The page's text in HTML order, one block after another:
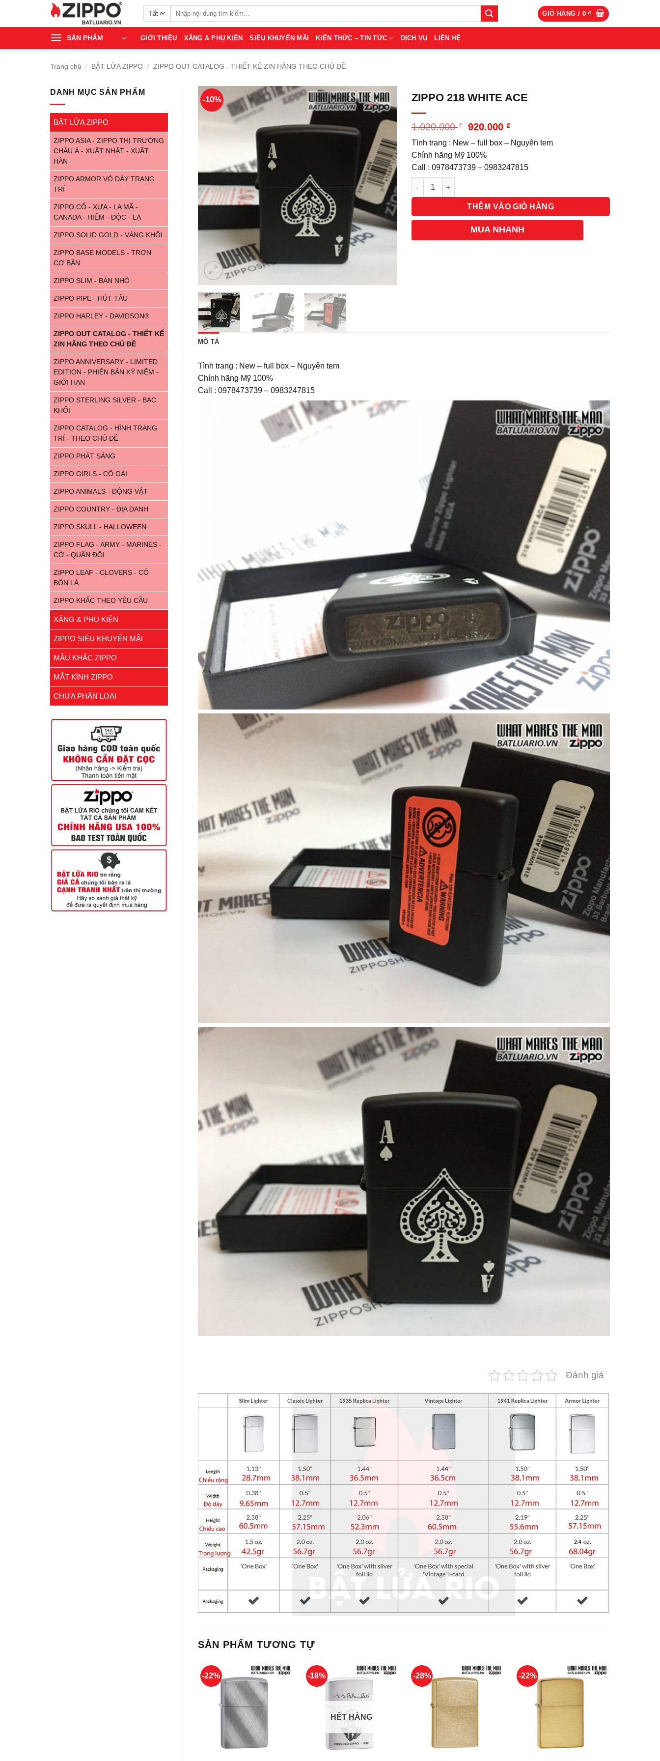
Tìm
kiếm:
GIỎ HÀNG / 0₫
SẢN PHẨM GIỚI THIỆU XĂNG & PHỤ KIỆN SIÊU KHUYẾN MÃI KIẾN THỨC – TIN TỨC DỊCH VỤ LIÊN HỆ
Trang chủ / BẬT LỬA ZIPPO / ZIPPO OUT CATALOG - THIẾT KẾ ZIN HÃNG THEO CHỦ ĐỀ
DANH MỤC SẢN PHẨM
BẬT LỬA ZIPPO
ZIPPO ASIA - ZIPPO THỊ TRƯỜNG
CHÂU Á - XUẤT NHẬT - XUẤT
HÀN
ZIPPO ARMOR VỎ DÀY TRANG
TRÍ
ZIPPO CỔ - XƯA - LA MÃ -
CANADA - HIẾM - ĐỘC - LẠ
ZIPPO SOLID GOLD - VÀNG KHỐI
ZIPPO BASE MODELS - TRƠN
CƠ BẢN
ZIPPO SLIM - BẢN NHỎ
ZIPPO PIPE - HÚT TẨU
ZIPPO HARLEY - DAVIDSON®
ZIPPO OUT CATALOG - THIẾT KẾ
ZIN HÃNG THEO CHỦ ĐỀ
ZIPPO ANNIVERSARY - LIMITED
EDITION - PHIÊN BẢN KỶ NIỆM -
GIỚI HẠN
ZIPPO STERLING SILVER - BẠC
KHỐI
ZIPPO CATALOG - HÌNH TRANG
TRÍ - THEO CHỦ ĐỀ
ZIPPO PHÁT SÁNG
ZIPPO GIRLS - CÔ GÁI
ZIPPO ANIMALS - ĐỘNG VẬT
ZIPPO COUNTRY - ĐỊA DANH
ZIPPO SKULL - HALLOWEEN
ZIPPO FLAG - ARMY - MARINES -
CỜ - QUÂN ĐỘI
ZIPPO LEAF - CLOVERS - CỎ
BỐN LÁ
ZIPPO KHẮC THEO YÊU CẦU
XĂNG & PHỤ KIỆN
ZIPPO SIÊU KHUYẾN MÃI
MẪU KHẮC ZIPPO
MẮT KÍNH ZIPPO
CHƯA PHÂN LOẠI
-10% ZIPPO 218 WHITE ACE
1.020.000₫
Giá
là:
1.020.000 ₫.
920.000 ₫Giá
tại
920.000 ₫.
Tình trạng : New – full box – Nguyên tem
Chính hãng Mỹ 100%
Call : 0978473739 – 0983247815
Số lượng
THÊM VÀO GIỎ HÀNG
MUA NHANH
MÔ TẢ
Tình trạng : New – full box – Nguyên tem
Chính hãng Mỹ 100%
Call : 0978473739 – 0983247815
Đánh giá
SẢN PHẨM TƯƠNG TỰ
-22% -18%
HẾT HÀNG
-28% -22%